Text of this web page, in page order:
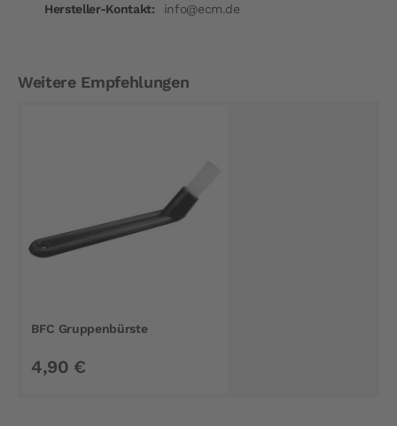
info@ecm.de
Weitere Empfehlungen
BFC Gruppenbürste
4,90 €